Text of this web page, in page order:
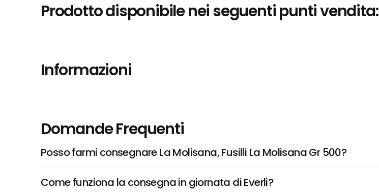
Prodotto disponibile nei seguenti punti vendita:
Informazioni
Domande Frequenti
Posso farmi consegnare La Molisana, Fusilli La Molisana Gr 500?
Come funziona la consegna in giornata di Everli?